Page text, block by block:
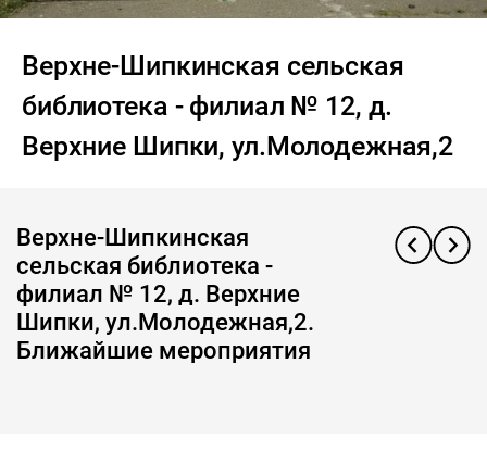
Верхне-Шипкинская сельская
библиотека - филиал № 12, д.
Верхние Шипки, ул.Молодежная,2
Верхне-Шипкинская
сельская библиотека -
филиал № 12, д. Верхние
Шипки, ул.Молодежная,2.
Ближайшие мероприятия